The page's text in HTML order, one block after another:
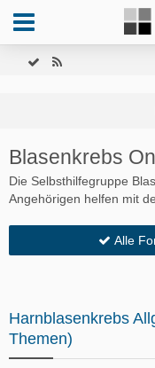
Blasenkrebs
Die Selbsthilfegruppe
Angehörigen helfen mit
Alle
Harnblasenkrebs
Themen)